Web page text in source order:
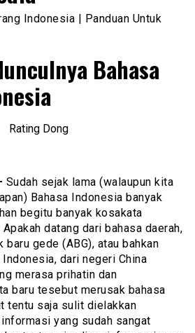
Indonesia | Panduan Untuk
Bahasa
Rating Dong
Sudah sejak lama (walaupun kita
Bahasa Indonesia banyak
begitu banyak kosakata
datang dari bahasa daerah,
baru gede (ABG), atau bahkan
dari negeri China
merasa prihatin dan
baru tesebut merusak bahasa
tentu saja sulit dielakkan
yang sudah sangat